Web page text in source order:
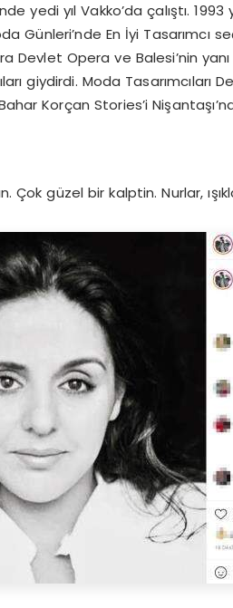
yedi yıl Vakko’da çalıştı.
Günleri’nde En İyi
Devlet Opera ve Balesi’nin
giydirdi. Moda Tasarımcıları
Korçan Stories’i
Çok güzel bir kalptin. Nurlar,